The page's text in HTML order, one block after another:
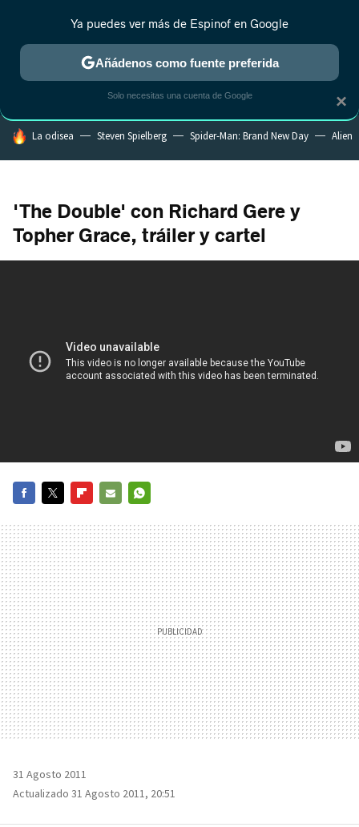
ESTRENOS REALITY ANIME RANKINGS CINE
HOY SE HABLA DE
La odisea Steven Spielberg Spider-Man: Brand New Day Alien
'The Double' con Richard Gere y
Topher Grace, tráiler y cartel
MAIL
31 Agosto 2011
Actualizado 31 Agosto 2011, 20:51
×
Ya puedes ver más de Espinof en Google
Añádenos como fuente preferida
Solo necesitas una cuenta de Google